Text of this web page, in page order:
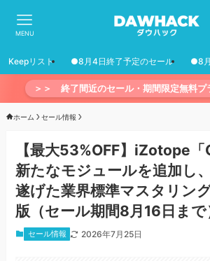
MENU
Keepリスト ●8月4日終了予定のセール ●8
＞＞ 終了間近のセール・期間限定無料
ホーム セール情報
【最大53%OFF】iZotope「
新たなモジュールを追加し
遂げた業界標準マスタリン
版（セール期間8月16日まで
セール情報 2026年7月25日